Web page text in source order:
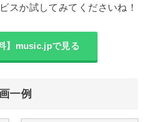
スか試してみてくださいね！
】music.jpで見る
一例